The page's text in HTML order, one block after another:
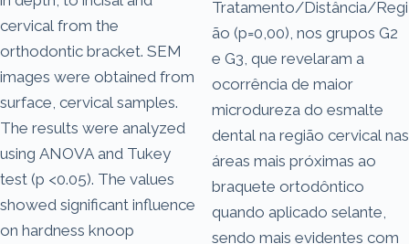
cervical from the
orthodontic bracket. SEM
images were obtained from
surface, cervical samples.
The results were analyzed
using ANOVA and Tukey
test (p <0.05). The values
showed significant influence
on hardness knoop
Tratamento/Distância/Regi
ão (p=0,00), nos grupos G2
e G3, que revelaram a
ocorrência de maior
microdureza do esmalte
dental na região cervical nas
áreas mais próximas ao
braquete ortodôntico
quando aplicado selante,
sendo mais evidentes com